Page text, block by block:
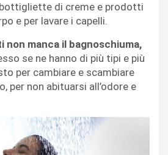
di creme e prodotti
e per lavare i capelli.
manca il bagnoschiuma,
se ne hanno di più tipi e più
per cambiare e scambiare
per non abituarsi all’odore e